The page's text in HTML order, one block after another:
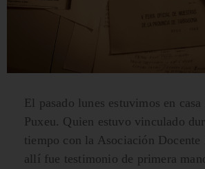
El pasado lunes estuvimos en
Puxeu. Quien estuvo vinculado
tiempo con la Asociación Docente
allí fue testimonio de primera